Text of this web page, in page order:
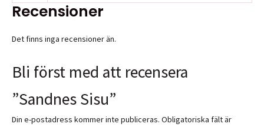
Recensioner
Det finns inga recensioner än.
Bli först med att recensera
”Sandnes Sisu”
Din e-postadress kommer inte publiceras. Obligatoriska fält är